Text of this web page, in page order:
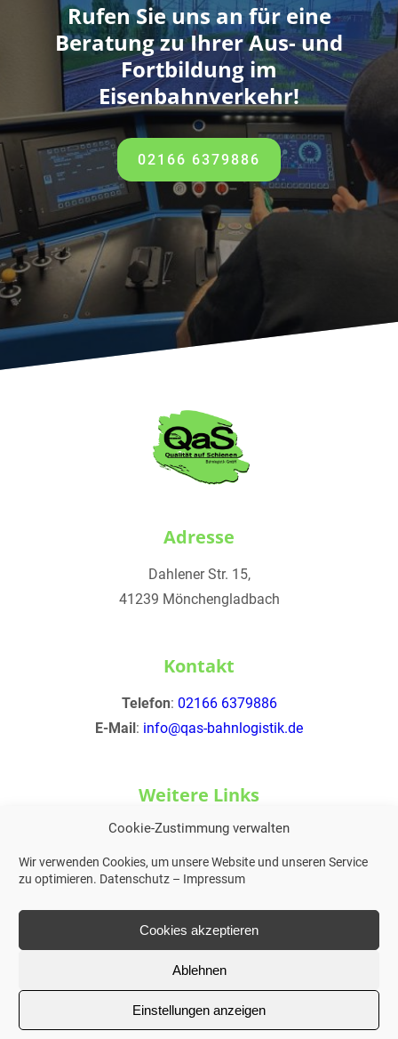
Cookie-Zustimmung verwalten
Wir verwenden Cookies, um unsere Website und unseren Service
zu optimieren. Datenschutz – Impressum
Cookies akzeptieren
Ablehnen
Einstellungen anzeigen
Rufen Sie uns an für eine
Beratung zu Ihrer Aus- und
Fortbildung im
Eisenbahnverkehr!
02166 6379886
Adresse
Dahlener Str. 15,
41239 Mönchengladbach
Kontakt
Telefon: 02166 6379886
E-Mail: info@qas-bahnlogistik.de
Weitere Links
Impressum
Datenschutz
© 2025 Qualität auf Schienen Bahnlogistik GmbH